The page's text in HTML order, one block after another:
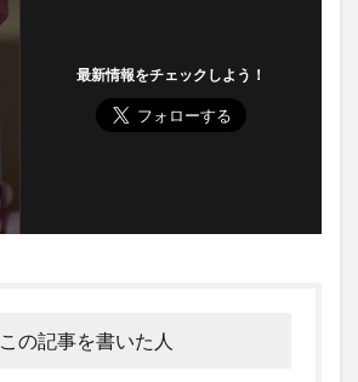
最新情報をチェックしよう！
この記事を書いた人